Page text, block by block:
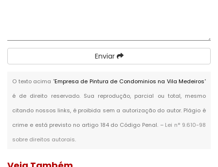
Enviar
O texto acima "Empresa de Pintura de Condominios na Vila Medeiros"
é de direito reservado. Sua reprodução, parcial ou total, mesmo
citando nossos links, é proibida sem a autorização do autor. Plágio é
crime e está previsto no artigo 184 do Código Penal. – Lei n° 9.610-98
sobre direitos autorais.